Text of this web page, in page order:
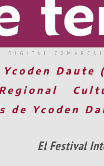
DIGITAL
Ycoden Daute
Regional
de Ycoden
El Festival